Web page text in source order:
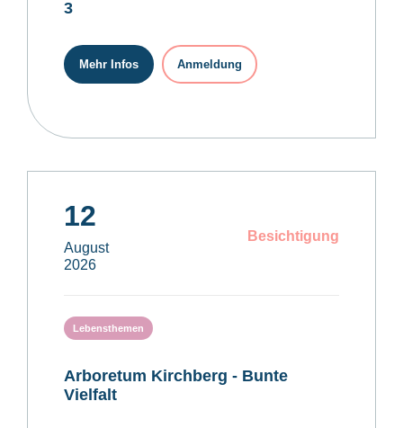
3
Mehr Infos Anmeldung
12
August
2026
Besichtigung
Lebensthemen
Arboretum Kirchberg - Bunte
Vielfalt